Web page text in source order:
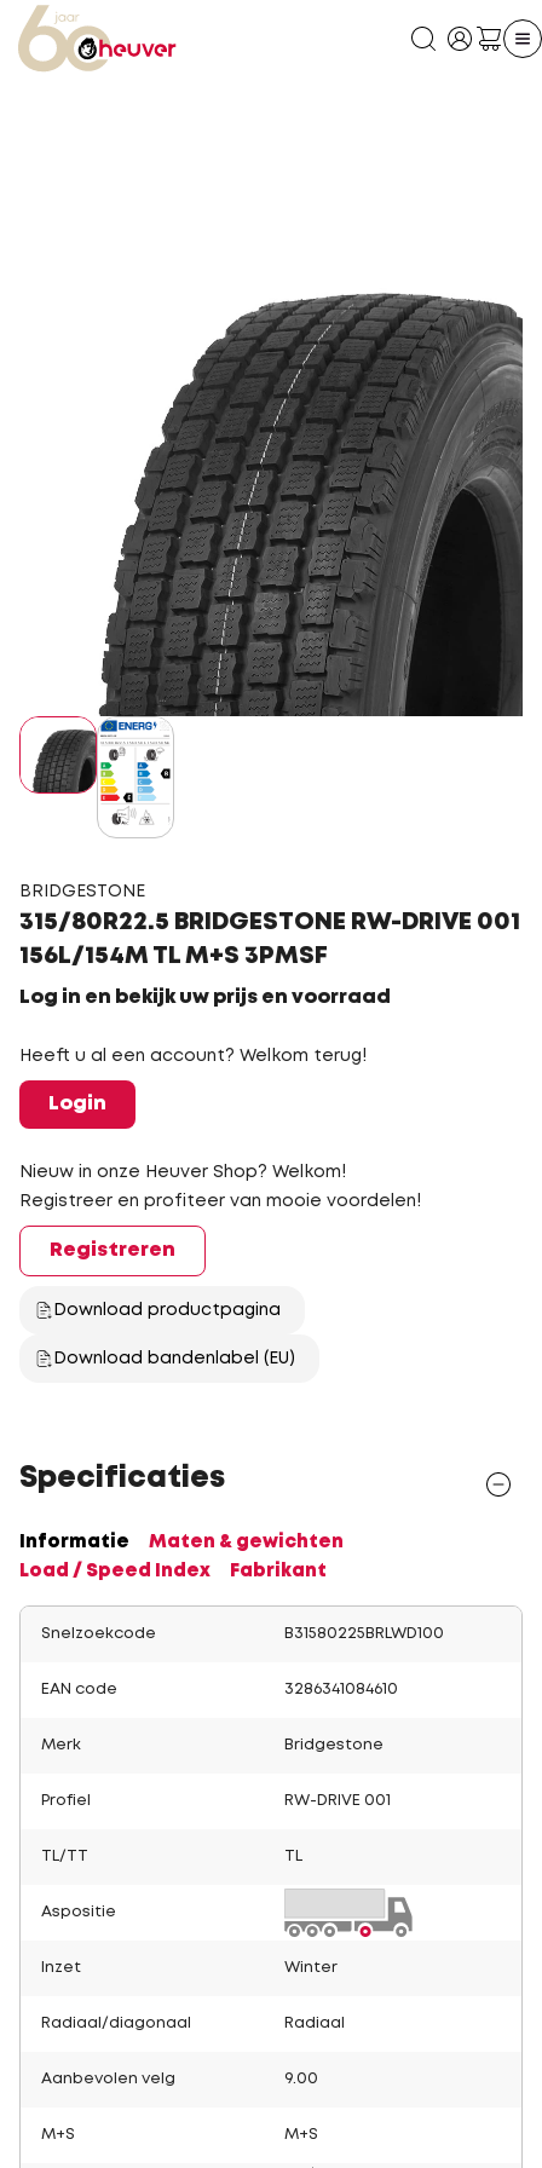
BRIDGESTONE
315/80R22.5 BRIDGESTONE RW-DRIVE 001
156L/154M TL M+S 3PMSF
Log in en bekijk uw prijs en voorraad
Heeft u al een account? Welkom terug!
Login
Nieuw in onze Heuver Shop? Welkom!
Registreer en profiteer van mooie voordelen!
Registreren
Download productpagina
Download bandenlabel (EU)
Specificaties
Informatie
Maten & gewichten
Load / Speed Index
Fabrikant
Snelzoekcode B31580225BRLWD100
EAN code 3286341084610
Merk Bridgestone
Profiel RW-DRIVE 001
TL/TT
Aspositie
Inzet Winter
Radiaal/diagonaal Radiaal
Aanbevolen velg 9.00
M+S M+S